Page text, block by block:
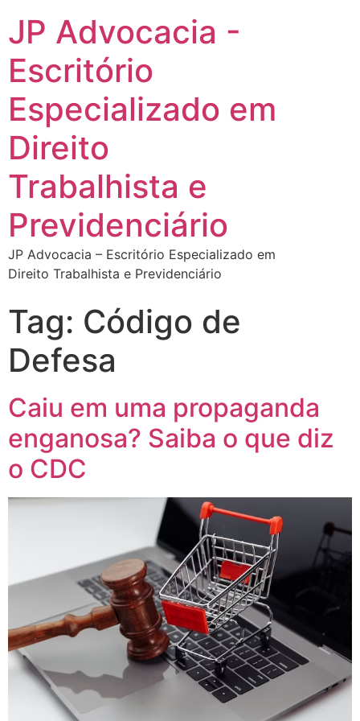
JP Advocacia -
Escritório
Especializado em
Direito
Trabalhista e
Previdenciário
JP Advocacia – Escritório Especializado em
Direito Trabalhista e Previdenciário
Tag: Código de
Defesa
Caiu em uma propaganda
enganosa? Saiba o que diz
o CDC